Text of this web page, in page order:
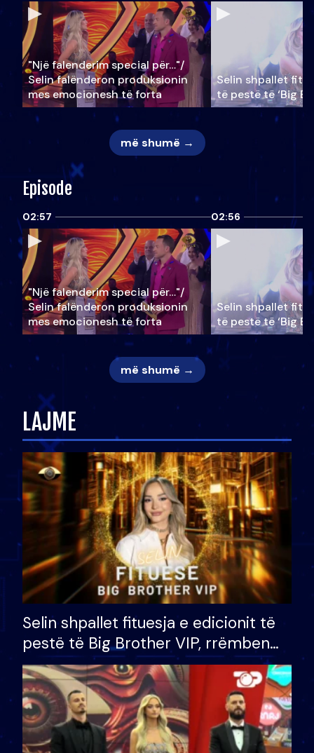
"Një falenderim special për…"/
Selin falënderon produksionin
mes emocionesh të forta
Selin shpallet
të pestë të ‘Big
më shumë →
Episode
02:57
"Një falenderim special për…"/
Selin falënderon produksionin
mes emocionesh të forta
02:56
Selin shpallet
të pestë të ‘Big
më shumë →
LAJME
Selin shpallet fituesja e edicionit të
pestë të Big Brother VIP, rrëmben
çmimin e madh prej 100 mijë eurosh